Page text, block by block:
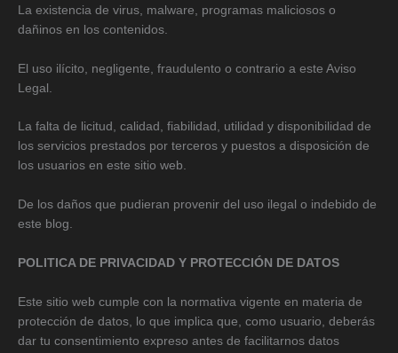
La existencia de virus, malware, programas maliciosos o
dañinos en los contenidos.
El uso ilícito, negligente, fraudulento o contrario a este Aviso
Legal.
La falta de licitud, calidad, fiabilidad, utilidad y disponibilidad de
los servicios prestados por terceros y puestos a disposición de
los usuarios en este sitio web.
De los daños que pudieran provenir del uso ilegal o indebido de
este blog.
POLITICA DE PRIVACIDAD Y PROTECCIÓN DE DATOS
Este sitio web cumple con la normativa vigente en materia de
protección de datos, lo que implica que, como usuario, deberás
dar tu consentimiento expreso antes de facilitarnos datos